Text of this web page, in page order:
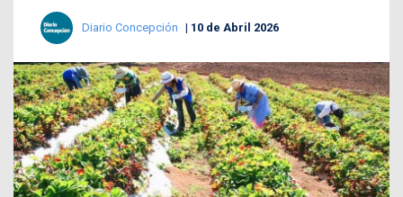
Diario Concepción 10 de Abril 2026